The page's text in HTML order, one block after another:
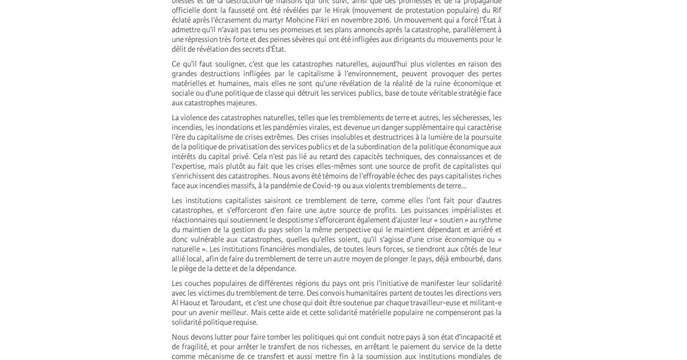
officielle dont la fausseté ont été révélées par le Hirak (mouvement de protestation populaire) du Rif
éclaté après l’écrasement du martyr Mohcine Fikri en novembre 2016. Un mouvement qui a forcé l’État à
admettre qu’il n’avait pas tenu ses promesses et ses plans annoncés après la catastrophe, parallèlement à
une répression très forte et des peines sévères qui ont été infligées aux dirigeants du mouvements pour le
délit de révélation des secrets d’État.
Ce qu’il faut souligner, c’est que les catastrophes naturelles, aujourd’hui plus violentes en raison des
grandes destructions infligées par le capitalisme à l’environnement, peuvent provoquer des pertes
matérielles et humaines, mais elles ne sont qu’une révélation de la réalité de la ruine économique et
sociale ou d’une politique de classe qui détruit les services publics, base de toute véritable stratégie face
aux catastrophes majeures.
La violence des catastrophes naturelles, telles que les tremblements de terre et autres, les sécheresses, les
incendies, les inondations et les pandémies virales, est devenue un danger supplémentaire qui caractérise
l’ère du capitalisme de crises extrêmes. Des crises insolubles et destructrices à la lumière de la poursuite
de la politique de privatisation des services publics et de la subordination de la politique économique aux
intérêts du capital privé. Cela n’est pas lié au retard des capacités techniques, des connaissances et de
l’expertise, mais plutôt au fait que les crises elles-mêmes sont une source de profit de capitalistes qui
s’enrichissent des catastrophes. Nous avons été témoins de l’effroyable échec des pays capitalistes riches
face aux incendies massifs, à la pandémie de Covid-19 ou aux violents tremblements de terre…
Les institutions capitalistes saisiront ce tremblement de terre, comme elles l’ont fait pour d’autres
catastrophes, et s’efforceront d’en faire une autre source de profits. Les puissances impérialistes et
réactionnaires qui soutiennent le despotisme s’efforceront également d’ajuster leur « soutien » au rythme
du maintien de la gestion du pays selon la même perspective qui le maintient dépendant et arriéré et
donc vulnérable aux catastrophes, quelles qu’elles soient, qu’il s’agisse d’une crise économique ou «
naturelle ». Les institutions financières mondiales, de toutes leurs forces, se tiendront aux côtés de leur
allié local, afin de faire du tremblement de terre un autre moyen de plonger le pays, déjà embourbé, dans
le piège de la dette et de la dépendance.
Les couches populaires de différentes régions du pays ont pris l’initiative de manifester leur solidarité
avec les victimes du tremblement de terre. Des convois humanitaires partent de toutes les directions vers
Al Haouz et Taroudant, et c’est une chose qui doit être soutenue par chaque travailleur-euse et militant-e
pour un avenir meilleur. Mais cette aide et cette solidarité matérielle populaire ne compenseront pas la
solidarité politique requise.
Nous devons lutter pour faire tomber les politiques qui ont conduit notre pays à son état d’incapacité et
de fragilité, et pour arrêter le transfert de nos richesses, en arrêtant le paiement du service de la dette
comme mécanisme de ce transfert et aussi mettre fin à la soumission aux institutions mondiales de